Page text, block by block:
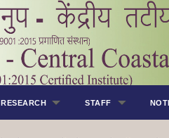
RESEARCH STAFF